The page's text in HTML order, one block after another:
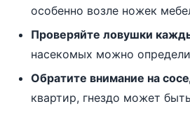
особенно возле ножек
Проверяйте ловушки
насекомых можно
Обратите внимание на
квартир, гнездо может